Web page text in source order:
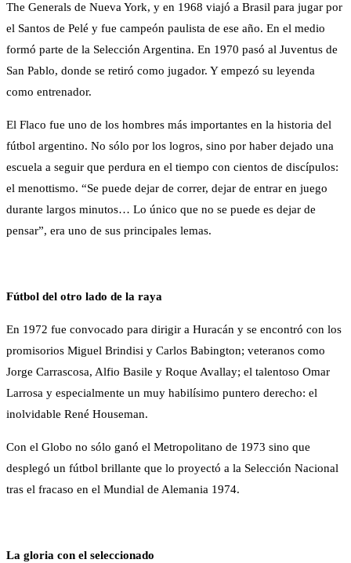
The Generals de Nueva York, y en 1968 viajó a Brasil para jugar por
el Santos de Pelé y fue campeón paulista de ese año. En el medio
formó parte de la Selección Argentina. En 1970 pasó al Juventus de
San Pablo, donde se retiró como jugador. Y empezó su leyenda
como entrenador.
El Flaco fue uno de los hombres más importantes en la historia del
fútbol argentino. No sólo por los logros, sino por haber dejado una
escuela a seguir que perdura en el tiempo con cientos de discípulos:
el menottismo. “Se puede dejar de correr, dejar de entrar en juego
durante largos minutos… Lo único que no se puede es dejar de
pensar”, era uno de sus principales lemas.
Fútbol del otro lado de la raya
En 1972 fue convocado para dirigir a Huracán y se encontró con los
promisorios Miguel Brindisi y Carlos Babington; veteranos como
Jorge Carrascosa, Alfio Basile y Roque Avallay; el talentoso Omar
Larrosa y especialmente un muy habilísimo puntero derecho: el
inolvidable René Houseman.
Con el Globo no sólo ganó el Metropolitano de 1973 sino que
desplegó un fútbol brillante que lo proyectó a la Selección Nacional
tras el fracaso en el Mundial de Alemania 1974.
La gloria con el seleccionado